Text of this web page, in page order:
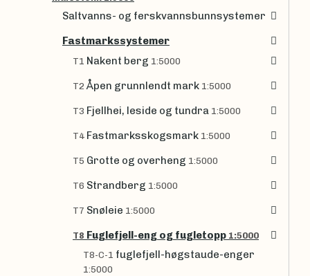
Saltvanns- og ferskvannsbunnsystemer
Fastmarkssystemer
T1 Nakent berg 1:5000
T2 Åpen grunnlendt mark 1:5000
T3 Fjellhei, leside og tundra 1:5000
T4 Fastmarksskogsmark 1:5000
T5 Grotte og overheng 1:5000
T6 Strandberg 1:5000
T7 Snøleie 1:5000
T8 Fuglefjell-eng og fugletopp 1:5000
T8-C-1 fuglefjell-høgstaude-enger
1:5000